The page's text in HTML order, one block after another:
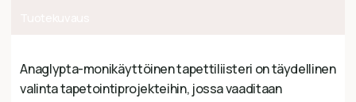
Anaglypta-monikäyttöinen tapettiliisteri on täydellinen
valinta tapetointiprojekteihin, jossa vaaditaan